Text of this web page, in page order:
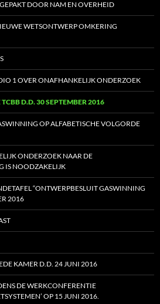
DOOR NAM EN OVERHEID
WETSONTWERP OMKERING
1 OVER ONAFHANKELIJK ONDERZOEK
D.D. 30 SEPTEMBER 2016
OP ALFABETISCHE VOLGORDE
ONDERZOEK NAAR DE
IS NOODZAKELIJK
“ONTWERPBESLUIT GASWINNING
2016
KAMER D.D. 24 JUNI 2016
DE WERKCONFERENTIE
OP 15 JUNI 2016.